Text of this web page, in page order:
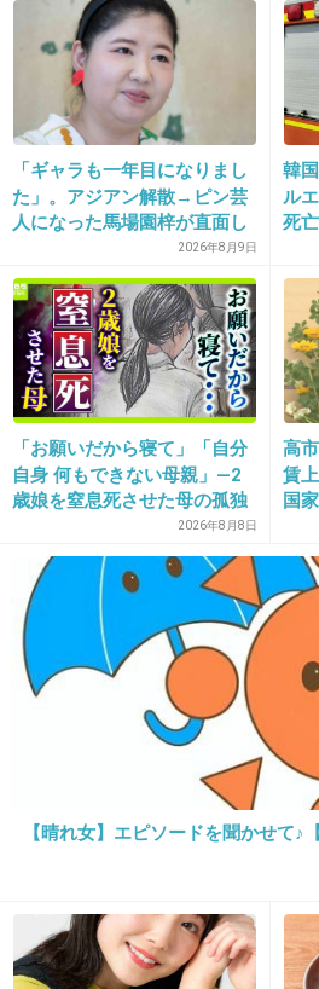
2014/05/31(土) 23:11:46
はじまったー
22. 匿名 2014/05/31(土) 23:11:50
23. 匿名2014/05/31(土) 23:12:01
キタキタキター！
今日こそエリカ様本領発揮
24. 匿名 2014/05/31(土) 23:12:04
みなさん！YouTubeでファ
ートドラマみたいなのやっ
3分くらいのやつで、ドラ
ても面白いですよ^^
25. 匿名 2014/05/31(土) 23:12:14
「ギャラも一年目になりまし
た」。アジアン解散→ピン芸
人になった馬場園梓が直面し
た現実、そして携える芸人と
しての矜持
2026年8月9日
韓
ル
死亡
「お願いだから寝て」「自分
自身 何もできない母親」―2
歳娘を窒息死させた母の孤独
「娘は『ママどうして』と」
限界の年子ワンオペ育児 法
廷での懺悔と声なきSOS
2026年8月8日
高
賃
国
【晴れ女】エピソードを聞かせて♪